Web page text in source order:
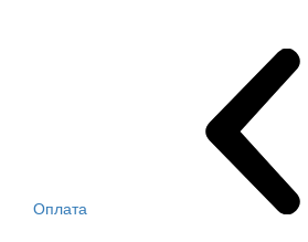
Оплата